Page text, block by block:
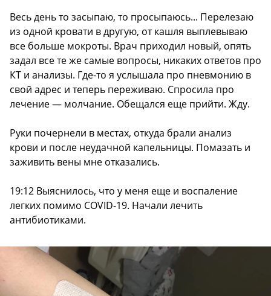
Весь день то засыпаю, то просыпаюсь... Перелезаю
из одной кровати в другую, от кашля выплевываю
все больше мокроты. Врач приходил новый, опять
задал все те же самые вопросы, никаких ответов про
КТ и анализы. Где-то я услышала про пневмонию в
свой адрес и теперь переживаю. Спросила про
лечение — молчание. Обещался еще прийти. Жду.
Руки почернели в местах, откуда брали анализ
крови и после неудачной капельницы. Помазать и
заживить вены мне отказались.
19:12 Выяснилось, что у меня еще и воспаление
легких помимо COVID-19. Начали лечить
антибиотиками.